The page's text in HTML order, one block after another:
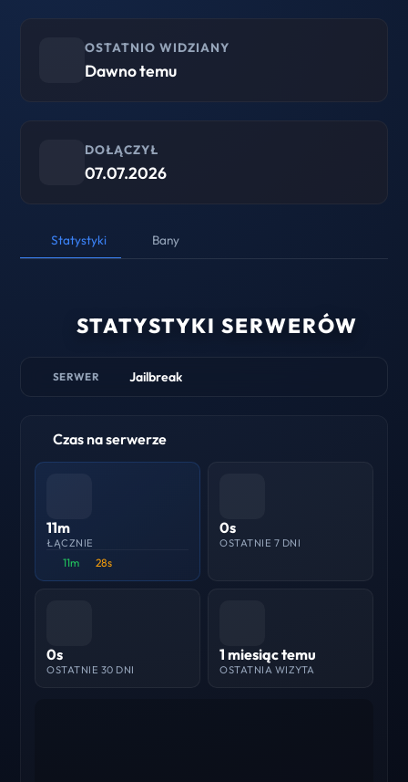
OSTATNIO WIDZIANY
Dawno temu
DOŁĄCZYŁ
07.07.2026
Statystyki Bany
STATYSTYKI SERWERÓW
SERWER Jailbreak
Czas na serwerze
11m
ŁĄCZNIE
11m 28s
0s
OSTATNIE 7 DNI
0s
OSTATNIE 30 DNI
1 miesiąc temu
OSTATNIA WIZYTA